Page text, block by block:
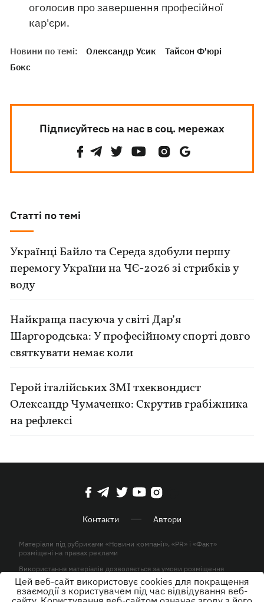
оголосив про завершення професійної
кар'єри.
Новини по темі: Олександр Усик
Тайсон Ф'юрі
Бокс
Підписуйтесь на нас в соц. мережах
Статті по темі
Українці Байло та Середа здобули першу
перемогу України на ЧЄ-2026 зі стрибків у
воду
Найкраща пасуюча у світі Дар’я
Шаргородська: У професійному спорті довго
святкувати немає коли
Герой італійських ЗМІ тхеквондист
Олександр Чумаченко: Скрутив грабіжника
на рефлексі
Контакти Автори
Матеріали під рубриками «Новини компанії», «PR» і «Факт»
розміщені на правах реклами
Використання матеріалів дозволяється за умови розміщення
активного гіперпосилання на KP.UA в першому абзаці.
© ТОВ «ЮЛАВ МЕДІА» 2026. Всі права захищені.
Цей веб-сайт використовує cookies для покращення
взаємодії з користувачем під час відвідування веб-